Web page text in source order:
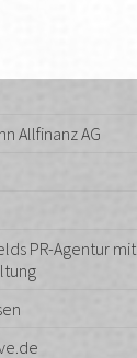
Allfinanz AG
PR-Agentur mit